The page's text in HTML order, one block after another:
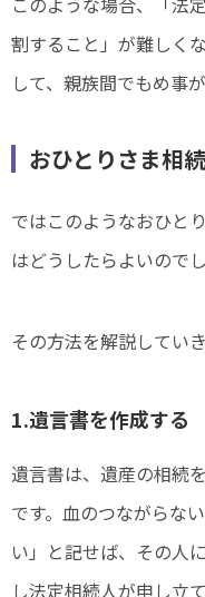
割すること」が難しく
して、親族間でもめ事
おひとりさま相
ではこのようなおひと
はどうしたらよいので
その方法を解説していき
1.遺言書を作成する
遺言書は、遺産の相続
です。血のつながらな
い」と記せば、その人
し法定相続人が申し立